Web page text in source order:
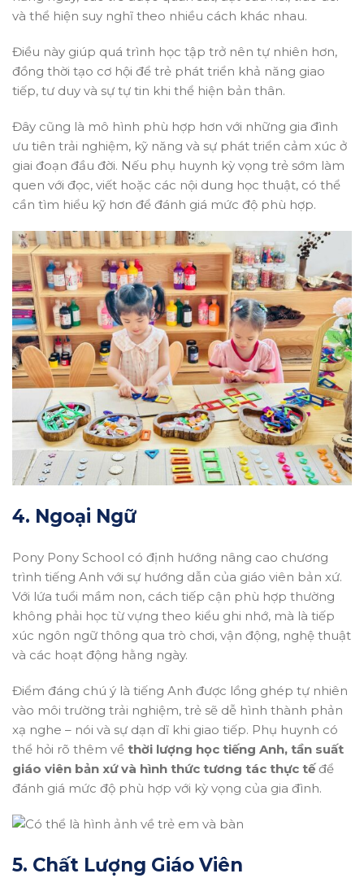
và thể hiện suy nghĩ theo nhiều cách khác nhau.
Điều này giúp quá trình học tập trở nên tự nhiên hơn,
đồng thời tạo cơ hội để trẻ phát triển khả năng giao
tiếp, tư duy và sự tự tin khi thể hiện bản thân.
Đây cũng là mô hình phù hợp hơn với những gia đình
ưu tiên trải nghiệm, kỹ năng và sự phát triển cảm xúc ở
giai đoạn đầu đời. Nếu phụ huynh kỳ vọng trẻ sớm làm
quen với đọc, viết hoặc các nội dung học thuật, có thể
cần tìm hiểu kỹ hơn để đánh giá mức độ phù hợp.
4. Ngoại Ngữ
Pony Pony School có định hướng nâng cao chương
trình tiếng Anh với sự hướng dẫn của giáo viên bản xứ.
Với lứa tuổi mầm non, cách tiếp cận phù hợp thường
không phải học từ vựng theo kiểu ghi nhớ, mà là tiếp
xúc ngôn ngữ thông qua trò chơi, vận động, nghệ thuật
và các hoạt động hằng ngày.
Điểm đáng chú ý là tiếng Anh được lồng ghép tự nhiên
vào môi trường trải nghiệm, trẻ sẽ dễ hình thành phản
xạ nghe – nói và sự dạn dĩ khi giao tiếp. Phụ huynh có
thể hỏi rõ thêm về thời lượng học tiếng Anh, tần suất
giáo viên bản xứ và hình thức tương tác thực tếđể
đánh giá mức độ phù hợp với kỳ vọng của gia đình.
5. Chất Lượng Giáo Viên